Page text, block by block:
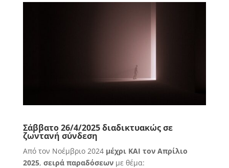
Σάββατο 26/4/2025 διαδικτυακώς σε
ζωντανή σύνδεση
Από τον Νοέμβριο 2024 μέχρι ΚΑΙ τον Απρίλιο
2025, σειρά παραδόσεωνμε θέμα: